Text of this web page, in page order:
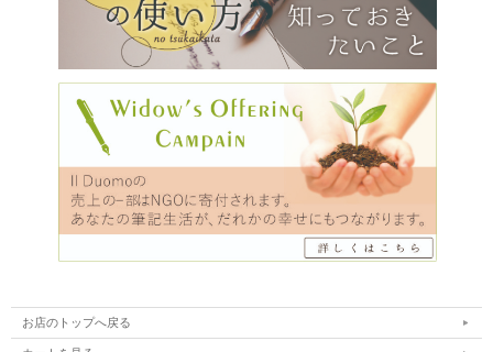
お店のトップへ戻る